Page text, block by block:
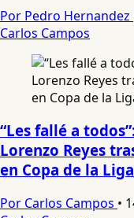
Por Pedro Hernandez
Carlos Campos
“Les fallé a
Lorenzo Reyes
en Copa de la Liga
Por Carlos Campos •